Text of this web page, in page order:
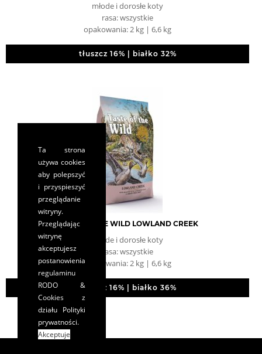
młode i dorosłe koty
rasa: wszystkie
opakowania: 2 kg | 6,6 kg
tłuszcz 16% | białko 32%
TASTE OF THE WILD LOWLAND CREEK
młode i dorosłe koty
rasa: wszystkie
opakowania: 2 kg | 6,6 kg
tłuszcz 16% | białko 36%
Ta strona
używa cookies
aby polepszyć
i przyspieszyć
przeglądanie
witryny.
Przeglądając
witrynę
akceptujesz
postanowienia
regulaminu
RODO &
Cookies z
działu Polityki
prywatności.
Akceptuje